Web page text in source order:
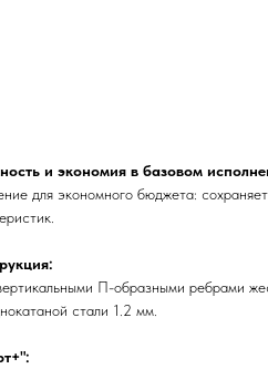
и экономия в базовом
для экономного бюджета:
П-образными ребрами
стали 1.2 мм.